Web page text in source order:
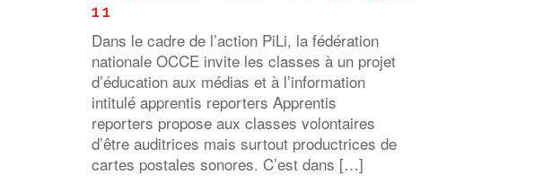
11
Dans le cadre de l’action PiLi, la fédération
nationale OCCE invite les classes à un projet
d’éducation aux médias et à l’information
intitulé apprentis reporters Apprentis
reporters propose aux classes volontaires
d’être auditrices mais surtout productrices de
cartes postales sonores. C’est dans […]